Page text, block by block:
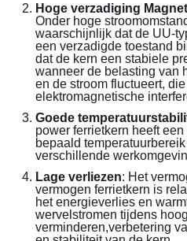
Hoge verzadiging
Onder hoge
waarschijnlijk dat de UU-
een verzadigde toestand
dat de kern een stabiele
wanneer de belasting van
en de stroom fluctueert,
elektromagnetische
Goede
power ferrietkern heeft
bepaald
verschillende
Lage verliezen: Het
vermogen ferrietkern is
het energieverlies en
wervelstromen tijdens
verminderen,verbetering